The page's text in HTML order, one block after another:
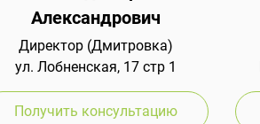
Александрович
Директор (Дмитровка)
ул. Лобненская, 17 стр 1
Получить консультацию